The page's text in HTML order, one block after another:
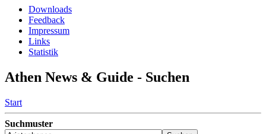
Downloads
Feedback
Impressum
Links
Statistik
Athen News & Guide - Suchen
Start
Suchmuster